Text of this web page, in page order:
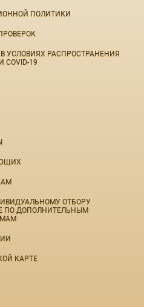
ПОЛИТИКИ
УСЛОВИЯХ РАСПРОСТРАНЕНИЯ
19
ОТБОРУ
ПО ДОПОЛНИТЕЛЬНЫМ
КАРТЕ